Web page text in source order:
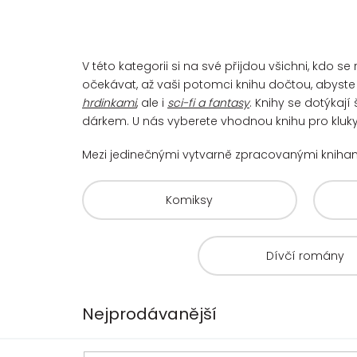
V této kategorii si na své přijdou všichni, kdo
očekávat, až vaši potomci knihu dočtou,
hrdinkami, ale i sci-fi a fantasy. Knihy se
dárkem. U nás vyberete vhodnou knihu pro
Mezi jedinečnými vytvarně zpracovanými
Komiksy
Dívčí romány
Nejprodávanější